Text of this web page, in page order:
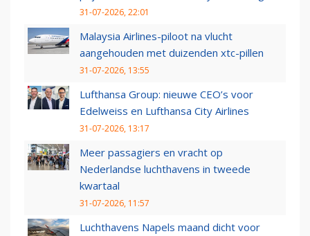
31-07-2026, 22:01
Malaysia Airlines-piloot na vlucht
aangehouden met duizenden xtc-pillen
31-07-2026, 13:55
Lufthansa Group: nieuwe CEO’s voor
Edelweiss en Lufthansa City Airlines
31-07-2026, 13:17
Meer passagiers en vracht op
Nederlandse luchthavens in tweede
kwartaal
31-07-2026, 11:57
Luchthavens Napels maand dicht voor